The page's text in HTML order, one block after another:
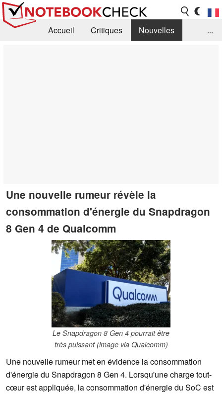
Accueil Critiques
Nouvelles
...
Une nouvelle rumeur révèle la
consommation d'énergie du Snapdragon
8 Gen 4 de Qualcomm
Le Snapdragon 8 Gen 4 pourrait être
très puissant (image via Qualcomm)
Une nouvelle rumeur met en évidence la consommation
d'énergie du Snapdragon 8 Gen 4. Lorsqu'une charge tout-
cœur est appliquée, la consommation d'énergie du SoC est